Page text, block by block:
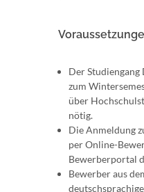
Der
zum
über
nötig.
Die Anmeldung
per Online-
Bewerberportal
Bewerber aus